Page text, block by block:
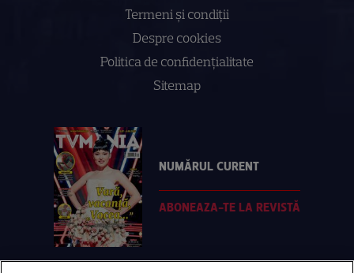
Termeni și condiții
Despre cookies
Politica de confidenţialitate
Sitemap
NUMĂRUL CURENT
ABONEAZA-TE LA REVISTĂ